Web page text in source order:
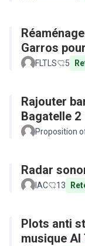
Garros
FLTLS 5
Rajouter
Bagatelle 2
Proposition
Radar
IAC 13
Plots anti
musique Al